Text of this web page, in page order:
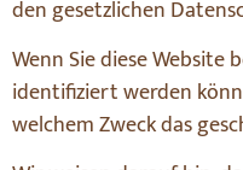
den gesetzlichen
Wenn Sie diese
identifiziert werden
welchem Zweck das